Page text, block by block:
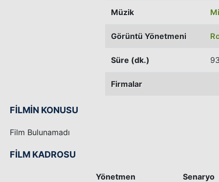
Müzik
Görüntü Yönetmeni
Süre (dk.)
Firmalar
FİLMİN KONUSU
Film Bulunamadı
FİLM KADROSU
Yönetmen Senaryo